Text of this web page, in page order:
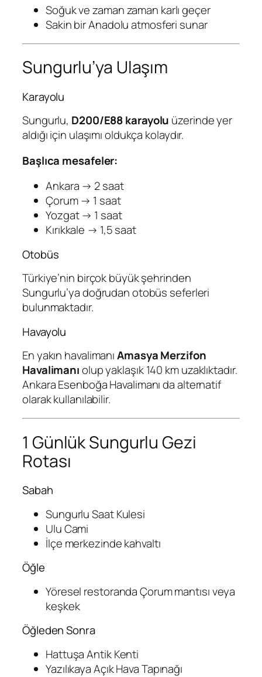
Soğuk ve zaman zaman karlı geçer
Sakin bir Anadolu atmosferi sunar
Sungurlu’ya Ulaşım
Karayolu
Sungurlu, D200/E88 karayolu üzerinde yer
aldığı için ulaşımı oldukça kolaydır.
Başlıca mesafeler:
Ankara → 2 saat
Çorum → 1 saat
Yozgat → 1 saat
Kırıkkale → 1,5 saat
Otobüs
Türkiye’nin birçok büyük şehrinden
Sungurlu’ya doğrudan otobüs seferleri
bulunmaktadır.
Havayolu
En yakın havalimanıAmasya Merzifon
Havalimanıolup yaklaşık 140 km uzaklıktadır.
Ankara Esenboğa Havalimanı da alternatif
olarak kullanılabilir.
1 Günlük Sungurlu Gezi
Rotası
Sabah
Sungurlu Saat Kulesi
Ulu Cami
İlçe merkezinde kahvaltı
Öğle
Yöresel restoranda Çorum mantısı veya
keşkek
Öğleden Sonra
Hattuşa Antik Kenti
Yazılıkaya Açık Hava Tapınağı